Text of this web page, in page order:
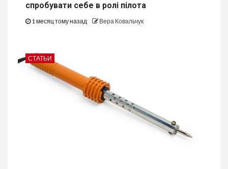
спробувати себе в ролі пілота
1 месяц тому назад Вера Ковальчук
СТАТЬИ